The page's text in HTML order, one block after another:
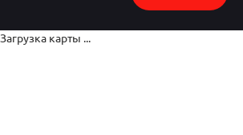
Загрузка карты ...